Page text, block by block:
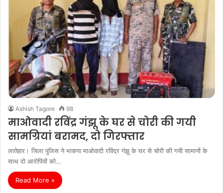
Ashish Tagore 98
माओवादी रविंद्र गंझू के घर से चोरी की गयी
सामग्रियां बरामद, दो गिरफ्तार
लातेहार। जिला पुलिस ने भाकपा माओवादी रविंद्र गंंझू के घर से चोरी की गयी सामानों के
साथ दो आरोपियों को…
Read More »